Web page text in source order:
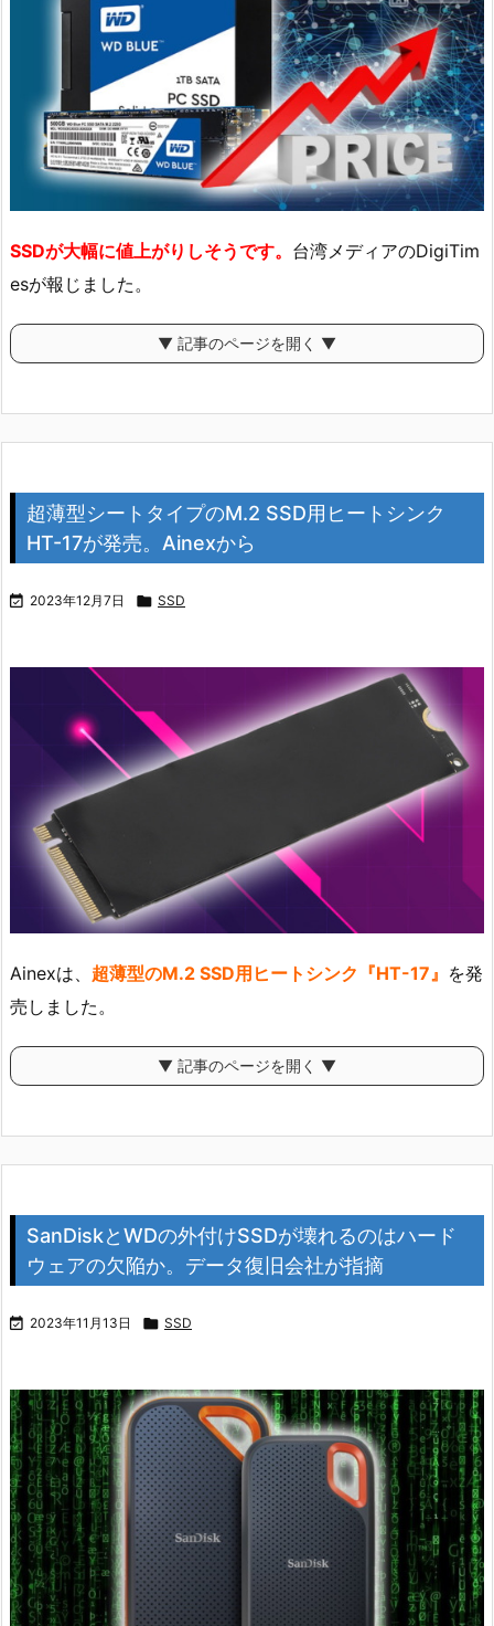
SSDが大幅に値上がりしそうです。 台湾メディアのDigiTim
esが報じました。
▼ 記事のページを開く ▼
超薄型シートタイプのM.2 SSD用ヒートシンク
HT-17が発売。Ainexから
 2023年12月7日  SSD
Ainexは、 超薄型のM.2 SSD用ヒートシンク『HT-17』 を発
売しました。
▼ 記事のページを開く ▼
SanDiskとWDの外付けSSDが壊れるのはハード
ウェアの欠陥か。データ復旧会社が指摘
 2023年11月13日  SSD